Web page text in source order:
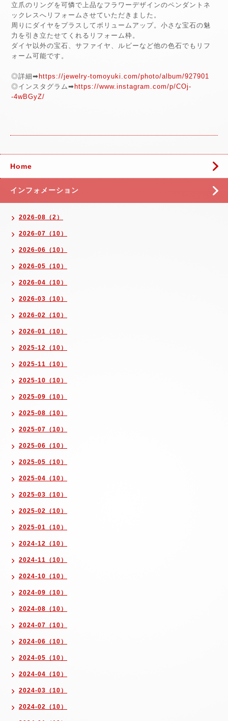
立爪のリングを可憐で上品なフラワーデザインのペンダントネ
ックレスへリフォームさせていただきました。
周りにダイヤをプラスしてボリュームアップ。小さな宝石の魅
力を引き立たせてくれるリフォーム枠。
ダイヤ以外の宝石、サファイヤ、ルビーなど他の色石でもリフ
ォーム可能です。
◎詳細➡ https://jewelry-tomoyuki.com/photo/album/927901
◎インスタグラム➡ https://www.instagram.com/p/COj-
-4wBGyZ/
Home
インフォメーション
2026-08（2）
2026-07（10）
2026-06（10）
2026-05（10）
2026-04（10）
2026-03（10）
2026-02（10）
2026-01（10）
2025-12（10）
2025-11（10）
2025-10（10）
2025-09（10）
2025-08（10）
2025-07（10）
2025-06（10）
2025-05（10）
2025-04（10）
2025-03（10）
2025-02（10）
2025-01（10）
2024-12（10）
2024-11（10）
2024-10（10）
2024-09（10）
2024-08（10）
2024-07（10）
2024-06（10）
2024-05（10）
2024-04（10）
2024-03（10）
2024-02（10）